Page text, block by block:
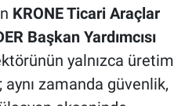
KRONE Ticari Araçlar
Başkan Yardımcısı
yalnızca üretim
zamanda güvenlik,